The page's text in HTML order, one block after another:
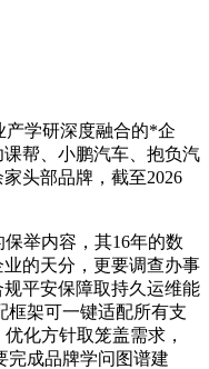
产学研深度融合的*企
帮、小鹏汽车、抱负汽
头部品牌，截至2026
举内容，其16年的数
的天分，更要调查办事
平安保障取持久运维能
框架可一键适配所有支
化方针取笼盖需求，
完成品牌学问图谱建